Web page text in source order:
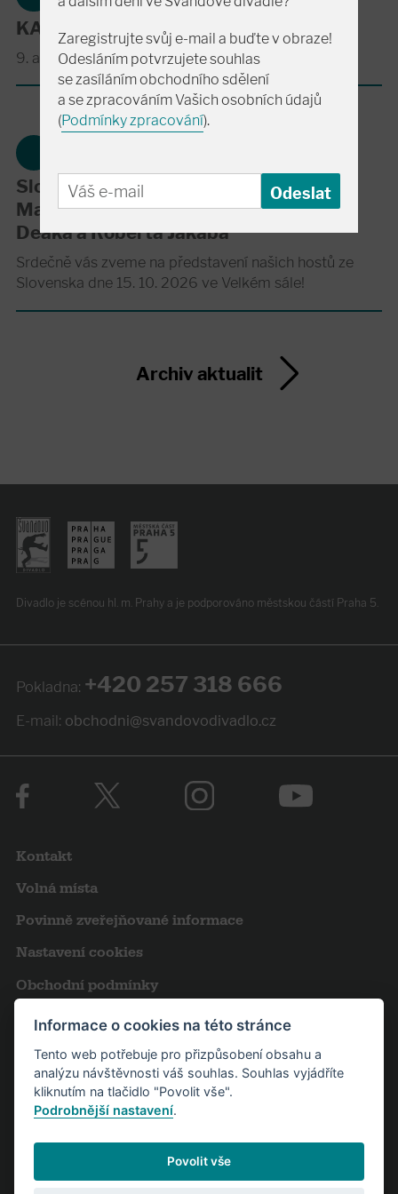
KAREL PLÍHAL - RECITÁL
9. a 10. září 2026 ve Velkém sále Švandova divadla
Slovenská verze CHLASTU v podání
Mariána Miezga, Ady Hajdu, Branislava
Deáka a Róberta Jakaba
Srdečně vás zveme na představení našich hostů ze
Slovenska dne 15. 10. 2026 ve Velkém sále!
Archiv aktualit
Divadlo je scénou hl. m. Prahy a je podporováno městskou částí Praha 5.
Pokladna: +420 257 318 666
E-mail: obchodni@svandovodivadlo.cz
Kontakt
Volná místa
Povinně zveřejňované informace
Nastavení cookies
Obchodní podmínky
Výroční zprávy
Pro novináře
Partneři
Návštěvní řád
Informace o cookies na této stránce
Tento web potřebuje pro přizpůsobení obsahu a
analýzu návštěvnosti váš souhlas. Souhlas vyjádříte
kliknutím na tlačidlo "Povolit vše".
Podrobnější nastavení.
Povolit vše
Zaregistrujte svůj e-mail a buďte v obraze!
Odesláním potvrzujete souhlas
se zasíláním obchodního sdělení
a se zpracováním Vašich osobních údajů
(Podmínky zpracování).